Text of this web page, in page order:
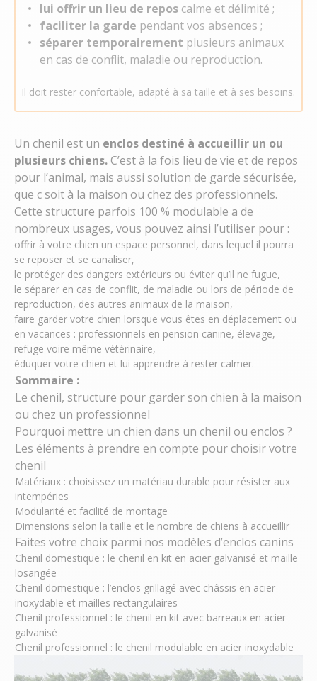
lui offrir un lieu de repos calme et délimité ;
faciliter la garde pendant vos absences ;
séparer temporairement plusieurs animaux
en cas de conflit, maladie ou reproduction.
Il doit rester confortable, adapté à sa taille et à ses besoins.
Un chenil est un enclos destiné à accueillir un ou
plusieurs chiens.C’est à la fois lieu de vie et de repos
pour l’animal, mais aussi solution de garde sécurisée,
que c soit à la maison ou chez des professionnels.
Cette structure parfois 100 % modulable a de
nombreux usages, vous pouvez ainsi l’utiliser pour :
offrir à votre chien un espace personnel, dans lequel il pourra
se reposer et se canaliser,
le protéger des dangers extérieurs ou éviter qu’il ne fugue,
le séparer en cas de conflit, de maladie ou lors de période de
reproduction, des autres animaux de la maison,
faire garder votre chien lorsque vous êtes en déplacement ou
en vacances : professionnels en pension canine, élevage,
refuge voire même vétérinaire,
éduquer votre chien et lui apprendre à rester calmer.
Sommaire :
Le chenil, structure pour garder son chien à la maison
ou chez un professionnel
Pourquoi mettre un chien dans un chenil ou enclos ?
Les éléments à prendre en compte pour choisir votre
chenil
Matériaux : choisissez un matériau durable pour résister aux
intempéries
Modularité et facilité de montage
Dimensions selon la taille et le nombre de chiens à accueillir
Faites votre choix parmi nos modèles d’enclos canins
Chenil domestique : le chenil en kit en acier galvanisé et maille
losangée
Chenil domestique : l’enclos grillagé avec châssis en acier
inoxydable et mailles rectangulaires
Chenil professionnel : le chenil en kit avec barreaux en acier
galvanisé
Chenil professionnel : le chenil modulable en acier inoxydable